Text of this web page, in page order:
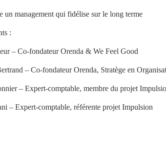
un management qui fidélise sur le long terme
:
– Co-fondateur Orenda & We Feel Good
– Co-fondateur Orenda, Stratège en
– Expert-comptable, membre du projet
– Expert-comptable, référente projet Impulsion